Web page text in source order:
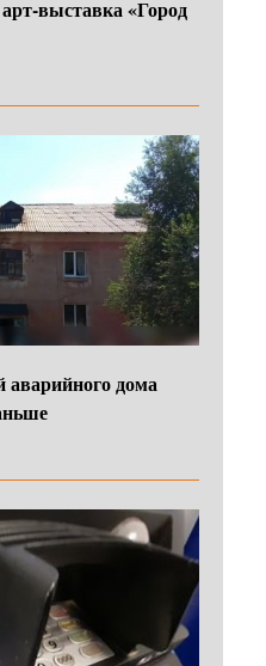
выставка «Город
аварийного дома